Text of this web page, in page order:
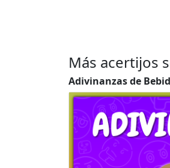
Más acertijos
Adivinanzas de